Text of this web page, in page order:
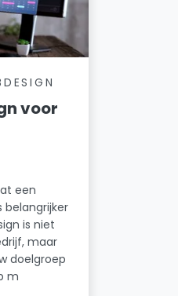
voor
een
belangrijker
is niet
maar
doelgroep
m